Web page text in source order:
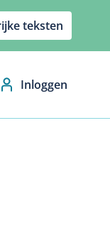
teksten
Inloggen